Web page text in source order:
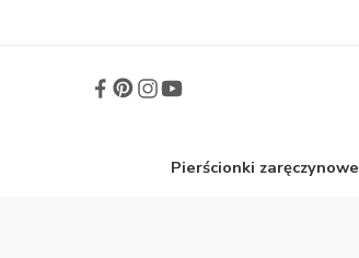
Pierścionki zaręczynowe